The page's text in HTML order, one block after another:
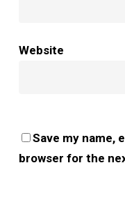
Website
Save my name,
browser for the